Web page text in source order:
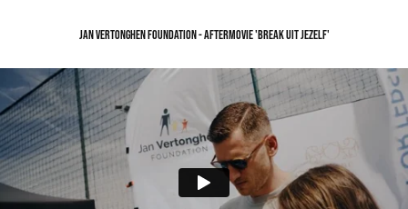
JAN VERTONGHEN FOUNDATION - aftermovie 'BREAK UIT JEZELF'